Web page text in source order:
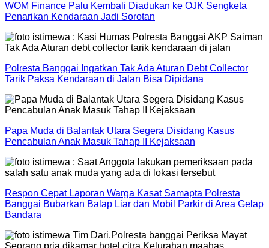
WOM Finance Palu Kembali Diadukan ke OJK Sengketa
Penarikan Kendaraan Jadi Sorotan
Polresta Banggai Ingatkan Tak Ada Aturan Debt Collector
Tarik Paksa Kendaraan di Jalan Bisa Dipidana
Papa Muda di Balantak Utara Segera Disidang Kasus
Pencabulan Anak Masuk Tahap II Kejaksaan
Respon Cepat Laporan Warga Kasat Samapta Polresta
Banggai Bubarkan Balap Liar dan Mobil Parkir di Area Gelap
Bandara